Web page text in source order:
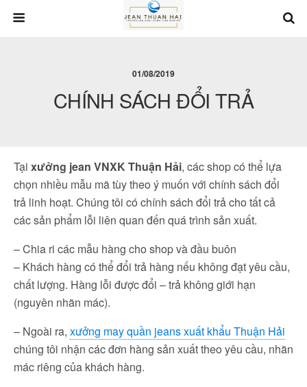
01/08/2019
CHÍNH SÁCH ĐỔI TRẢ
Tại xưởng jean VNXK Thuận Hải, các shop có thể lựa
chọn nhiều mẫu mã tùy theo ý muốn với chính sách đổi
trả linh hoạt. Chúng tôi có chính sách đổi trả cho tất cả
các sản phẩm lỗi liên quan đến quá trình sản xuất.
– Chia ri các mẫu hàng cho shop và đầu buôn
– Khách hàng có thể đổi trả hàng nếu không đạt yêu cầu,
chất lượng. Hàng lỗi được đổi – trả không giới hạn
(nguyên nhãn mác).
– Ngoài ra, xưởng may quần jeans xuất khẩu Thuận Hải
chúng tôi nhận các đơn hàng sản xuất theo yêu cầu, nhãn
mác riêng của khách hàng.